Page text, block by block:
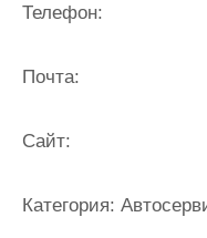
Телефон:
Почта:
Cайт:
Категория: